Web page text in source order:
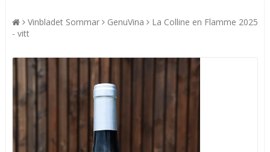
Vinbladet Sommar GenuVina
La Colline en Flamme 2025
- vitt